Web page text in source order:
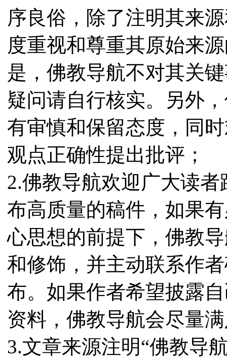
序良俗，除了注明其来
度重视和尊重其原始来
是，佛教导航不对其关
疑问请自行核实。另外
有审慎和保留态度，同
观点正确性提出批评；
2.佛教导航欢迎广大读
布高质量的稿件，如果
心思想的前提下，佛教
和修饰，并主动联系作
布。如果作者希望披露
资料，佛教导航会尽量
3.文章来源注明“佛教导